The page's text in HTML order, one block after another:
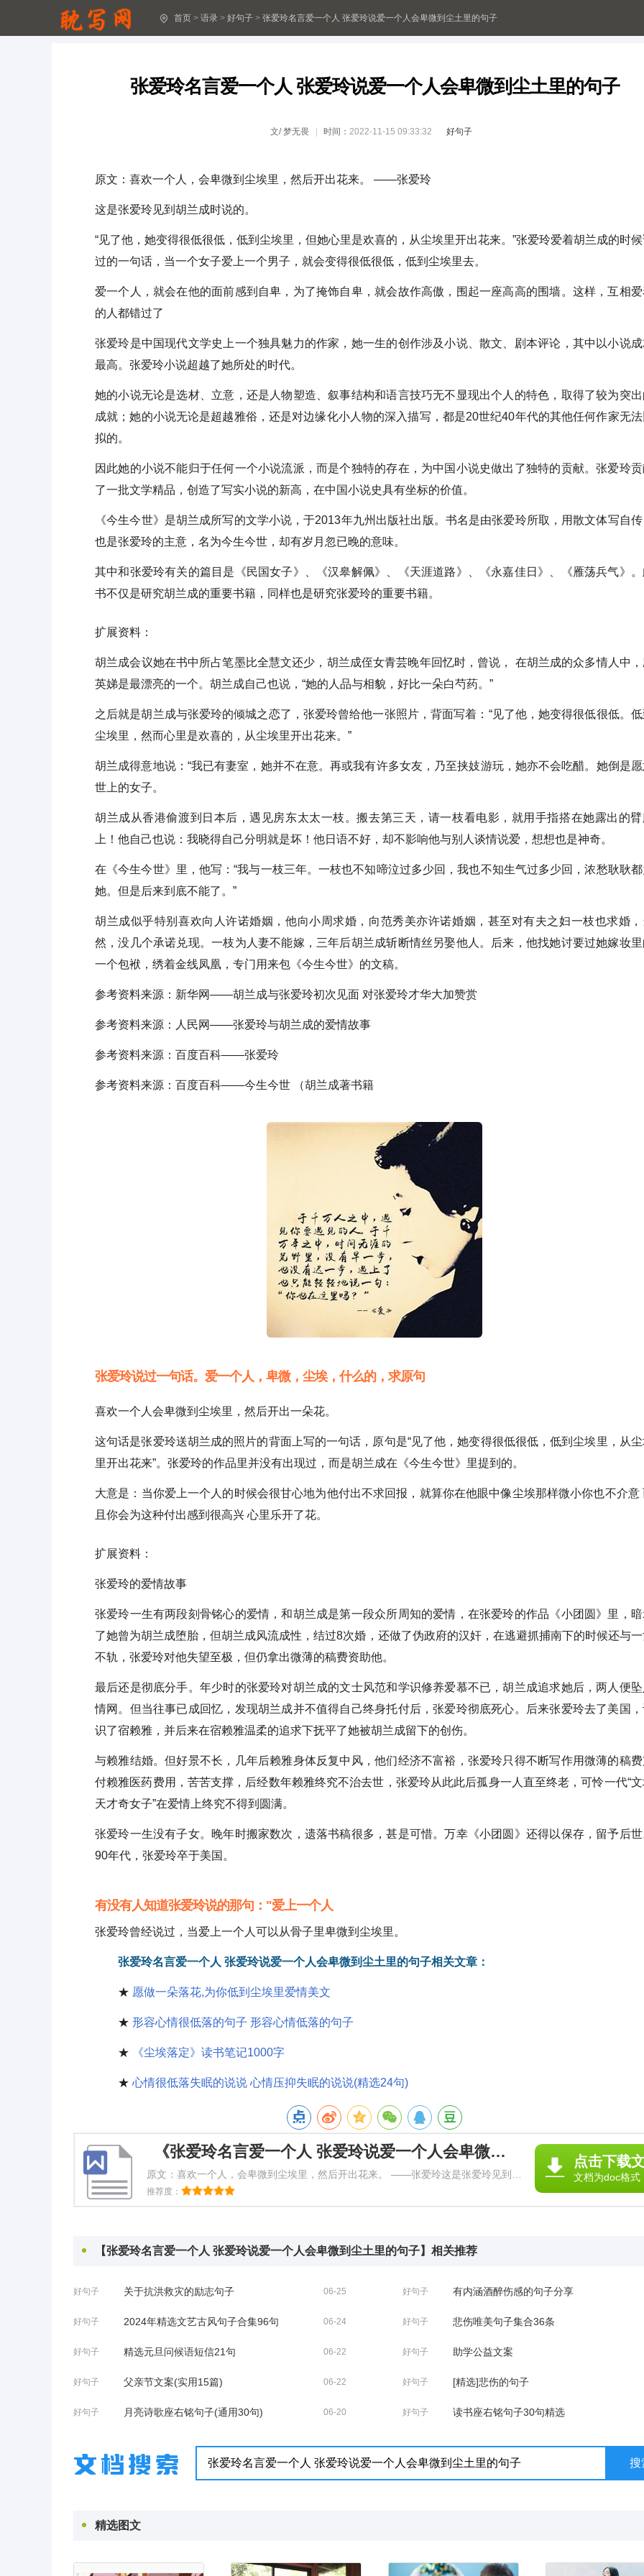
首页 > 语录 > 好句子 > 张爱玲名言爱一个人 张爱玲说爱一个人会卑微到尘土里的句子
张爱玲名言爱一个人 张爱玲说爱一个人会卑微到尘土里的句子
文/梦无畏 时间： 2022-11-15 09:33:32 好句子
原文：喜欢一个人，会卑微到尘埃里，然后开出花来。 ——张爱玲
这是张爱玲见到胡兰成时说的。
“见了他，她变得很低很低，低到尘埃里，但她心里是欢喜的，从尘埃里开出花来。”张爱玲爱着胡兰成的时
过的一句话，当一个女子爱上一个男子，就会变得很低很低，低到尘埃里去。
爱一个人，就会在他的面前感到自卑，为了掩饰自卑，就会故作高傲，围起一座高高的围墙。这样，互相
的人都错过了
张爱玲是中国现代文学史上一个独具魅力的作家，她一生的创作涉及小说、散文、剧本评论，其中以小说
最高。张爱玲小说超越了她所处的时代。
她的小说无论是选材、立意，还是人物塑造、叙事结构和语言技巧无不显现出个人的特色，取得了较为突
成就；她的小说无论是超越雅俗，还是对边缘化小人物的深入描写，都是20世纪40年代的其他任何作家无
拟的。
因此她的小说不能归于任何一个小说流派，而是个独特的存在，为中国小说史做出了独特的贡献。张爱玲
了一批文学精品，创造了写实小说的新高，在中国小说史具有坐标的价值。
《今生今世》是胡兰成所写的文学小说，于2013年九州出版社出版。书名是由张爱玲所取，用散文体写自
也是张爱玲的主意，名为今生今世，却有岁月忽已晚的意味。
其中和张爱玲有关的篇目是《民国女子》、《汉皋解佩》、《天涯道路》、《永嘉佳日》、《雁荡兵气》
书不仅是研究胡兰成的重要书籍，同样也是研究张爱玲的重要书籍。
扩展资料：
胡兰成会议她在书中所占笔墨比全慧文还少，胡兰成侄女青芸晚年回忆时，曾说， 在胡兰成的众多情人中
英娣是最漂亮的一个。胡兰成自己也说，“她的人品与相貌，好比一朵白芍药。”
之后就是胡兰成与张爱玲的倾城之恋了，张爱玲曾给他一张照片，背面写着：“见了他，她变得很低很低。
尘埃里，然而心里是欢喜的，从尘埃里开出花来。”
胡兰成得意地说：“我已有妻室，她并不在意。再或我有许多女友，乃至挟妓游玩，她亦不会吃醋。她倒是
世上的女子。
胡兰成从香港偷渡到日本后，遇见房东太太一枝。搬去第三天，请一枝看电影，就用手指搭在她露出的
上！他自己也说：我晓得自己分明就是坏！他日语不好，却不影响他与别人谈情说爱，想想也是神奇。
在《今生今世》里，他写：“我与一枝三年。一枝也不知啼泣过多少回，我也不知生气过多少回，浓愁耿耿
她。但是后来到底不能了。”
胡兰成似乎特别喜欢向人许诺婚姻，他向小周求婚，向范秀美亦许诺婚姻，甚至对有夫之妇一枝也求婚
然，没几个承诺兑现。一枝为人妻不能嫁，三年后胡兰成斩断情丝另娶他人。后来，他找她讨要过她嫁妆
一个包袱，绣着金线凤凰，专门用来包《今生今世》的文稿。
参考资料来源：新华网——胡兰成与张爱玲初次见面 对张爱玲才华大加赞赏
参考资料来源：人民网——张爱玲与胡兰成的爱情故事
参考资料来源：百度百科——张爱玲
参考资料来源：百度百科——今生今世 （胡兰成著书籍
张爱玲说过一句话。爱一个人，卑微，尘埃，什么的，求原句
喜欢一个人会卑微到尘埃里，然后开出一朵花。
这句话是张爱玲送胡兰成的照片的背面上写的一句话，原句是“见了他，她变得很低很低，低到尘埃里，从
里开出花来”。张爱玲的作品里并没有出现过，而是胡兰成在《今生今世》里提到的。
大意是：当你爱上一个人的时候会很甘心地为他付出不求回报，就算你在他眼中像尘埃那样微小你也不介意
且你会为这种付出感到很高兴 心里乐开了花。
扩展资料：
张爱玲的爱情故事
张爱玲一生有两段刻骨铭心的爱情，和胡兰成是第一段众所周知的爱情，在张爱玲的作品《小团圆》里，
了她曾为胡兰成堕胎，但胡兰成风流成性，结过8次婚，还做了伪政府的汉奸，在逃避抓捕南下的时候还与
不轨，张爱玲对他失望至极，但仍拿出微薄的稿费资助他。
最后还是彻底分手。年少时的张爱玲对胡兰成的文士风范和学识修养爱慕不已，胡兰成追求她后，两人便
情网。但当往事已成回忆，发现胡兰成并不值得自己终身托付后，张爱玲彻底死心。后来张爱玲去了美国
识了宿赖雅，并后来在宿赖雅温柔的追求下抚平了她被胡兰成留下的创伤。
与赖雅结婚。但好景不长，几年后赖雅身体反复中风，他们经济不富裕，张爱玲只得不断写作用微薄的稿
付赖雅医药费用，苦苦支撑，后经数年赖雅终究不治去世，张爱玲从此此后孤身一人直至终老，可怜一代“
天才奇女子”在爱情上终究不得到圆满。
张爱玲一生没有子女。晚年时搬家数次，遗落书稿很多，甚是可惜。万幸《小团圆》还得以保存，留予后
90年代，张爱玲卒于美国。
有没有人知道张爱玲说的那句："爱上一个人
张爱玲曾经说过，当爱上一个人可以从骨子里卑微到尘埃里。
张爱玲名言爱一个人 张爱玲说爱一个人会卑微到尘土里的句子相关文章：
★ 愿做一朵落花,为你低到尘埃里爱情美文
★ 形容心情很低落的句子 形容心情低落的句子
★ 《尘埃落定》读书笔记1000字
★ 心情很低落失眠的说说 心情压抑失眠的说说(精选24句)
《张爱玲名言爱一个人 张爱玲说爱一个人会卑微到尘土里的句子》
原文：喜欢一个人，会卑微到尘埃里，然后开出花来。 ——张爱玲这是张爱玲见到胡
兰成时说的。“见了他，她变得很低很低，低到尘埃里，但她心里是欢喜的，从尘埃里
开出花来。
推荐度：
点击下载
文档为doc格式
关于抗洪救灾的励志句子
2024年精选文艺古风句子合集96句
助学公益文案
父亲节文案(实用15篇)
月亮诗歌座右铭句子(通用30句)
读书座右铭句子30句精选
【张爱玲名言爱一个人 张爱玲说爱一个人会卑微到尘土里的句子】相关推荐
好句子 关于抗洪救灾的励志句子 06-25 好句子 有内涵酒醉伤感的句子分享
好句子 2024年精选文艺古风句子合集96句 06-24 好句子 悲伤唯美句子集合36条
好句子 精选元旦问候语短信21句 06-22 好句子 助学公益文案
好句子 父亲节文案(实用15篇) 06-22 好句子 [精选]悲伤的句子
好句子 月亮诗歌座右铭句子(通用30句) 06-20 好句子 读书座右铭句子30句精选
精选图文